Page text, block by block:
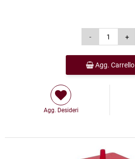
Agg. Carrello
Agg. Desideri